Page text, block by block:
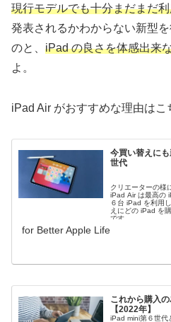
現行モデルでも十分まだまだ
発表されるかわからない新型
のと、 iPad の良さを体感出来
よ。
iPad Air がおすすめな理由はこ
今買い替えに
世代
クリエーターの様
iPad Air は最高の
６台 iPad を利用
えにどの iPad を
です。
for Better Apple Life
これから購入
【2022年】
iPad mini第６世代